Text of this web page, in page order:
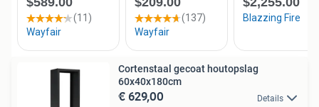
Cortenstaal gecoat houtopslag
60x40x180cm
€ 629,00 Details